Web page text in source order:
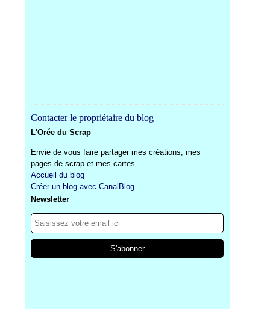
Contacter le propriétaire du blog
L'Orée du Scrap
Envie de vous faire partager mes créations, mes
pages de scrap et mes cartes.
Accueil du blog
Créer un blog avec CanalBlog
Newsletter